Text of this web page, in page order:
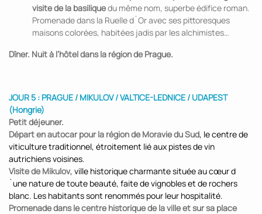
visite de la basiliquedu même nom, superbe édifice roman.
Promenade dans la Ruelle d´Or avec ses pittoresques
maisons colorées, habitées jadis par les alchimistes…
Dîner. Nuit à l’hôtel dans la région de Prague.
JOUR 5 : PRAGUE / MIKULOV / VALTICE-LEDNICE / UDAPEST
(Hongrie)
Petit déjeuner.
Départ en autocar pour la région de Moravie du Sud, le centre de
viticulture traditionnel, étroitement lié aux pistes de vin
autrichiens voisines.
Visite de Mikulov, ville historique charmante située au cœur d
´une nature de toute beauté, faite de vignobles et de rochers
blanc. Les habitants sont renommés pour leur hospitalité.
Promenade dans le centre historique de la ville et sur sa place